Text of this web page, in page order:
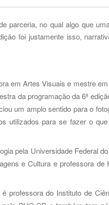
parceria, no qual algo que
foi justamente isso,
em Artes Visuais e mestre
da programação da 6ª
um amplo sentido para o
utilizados para se fazer o
pela Universidade Federal
e Cultura e professora de
professora do Instituto de